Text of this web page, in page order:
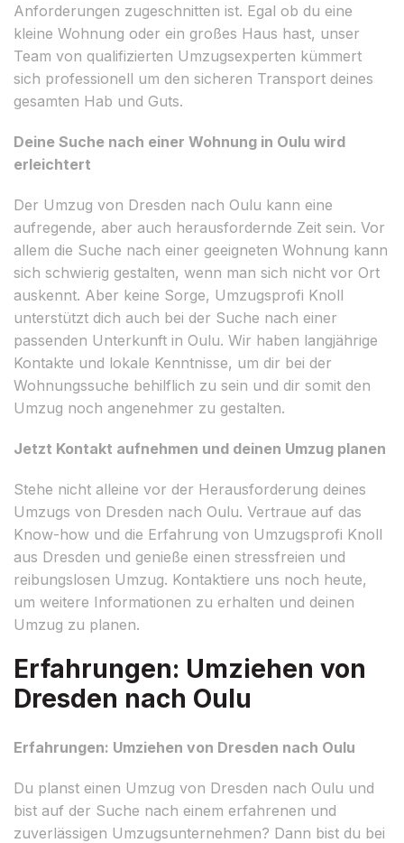
Anforderungen zugeschnitten ist. Egal ob du eine
kleine Wohnung oder ein großes Haus hast, unser
Team von qualifizierten Umzugsexperten kümmert
sich professionell um den sicheren Transport deines
gesamten Hab und Guts.
Deine Suche nach einer Wohnung in Oulu wird
erleichtert
Der Umzug von Dresden nach Oulu kann eine
aufregende, aber auch herausfordernde Zeit sein. Vor
allem die Suche nach einer geeigneten Wohnung kann
sich schwierig gestalten, wenn man sich nicht vor Ort
auskennt. Aber keine Sorge, Umzugsprofi Knoll
unterstützt dich auch bei der Suche nach einer
passenden Unterkunft in Oulu. Wir haben langjährige
Kontakte und lokale Kenntnisse, um dir bei der
Wohnungssuche behilflich zu sein und dir somit den
Umzug noch angenehmer zu gestalten.
Jetzt Kontakt aufnehmen und deinen Umzug planen
Stehe nicht alleine vor der Herausforderung deines
Umzugs von Dresden nach Oulu. Vertraue auf das
Know-how und die Erfahrung von Umzugsprofi Knoll
aus Dresden und genieße einen stressfreien und
reibungslosen Umzug. Kontaktiere uns noch heute,
um weitere Informationen zu erhalten und deinen
Umzug zu planen.
Erfahrungen: Umziehen von
Dresden nach Oulu
Erfahrungen: Umziehen von Dresden nach Oulu
Du planst einen Umzug von Dresden nach Oulu und
bist auf der Suche nach einem erfahrenen und
zuverlässigen Umzugsunternehmen? Dann bist du bei